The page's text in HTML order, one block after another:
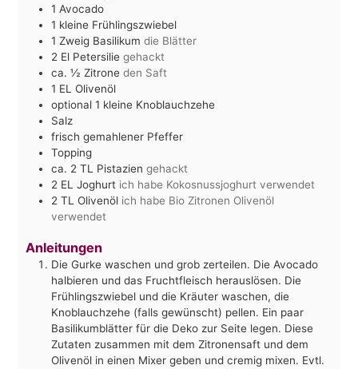
1 Avocado
1 kleine Frühlingszwiebel
1 Zweig Basilikum die Blätter
2 El Petersilie gehackt
ca. ½Zitrone den Saft
1 EL Olivenöl
optional 1 kleine Knoblauchzehe
Salz
frisch gemahlener Pfeffer
Topping
ca. 2 TL Pistazien gehackt
2 EL Joghurt ich habe Kokosnussjoghurt verwendet
2 TL Olivenöl ich habe Bio Zitronen Olivenöl
verwendet
Anleitungen
Die Gurke waschen und grob zerteilen. Die Avocado
halbieren und das Fruchtfleisch herauslösen. Die
Frühlingszwiebel und die Kräuter waschen, die
Knoblauchzehe (falls gewünscht) pellen. Ein paar
Basilikumblätter für die Deko zur Seite legen. Diese
Zutaten zusammen mit dem Zitronensaft und dem
Olivenöl in einen Mixer geben und cremig mixen. Evtl.